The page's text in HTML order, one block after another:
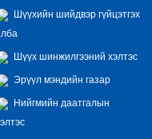
Шүүхийн шийдвэр гүйцэтгэх
Шүүх шинжилгээний хэлтэс
Эрүүл мэндийн газар
Нийгмийн даатгалын